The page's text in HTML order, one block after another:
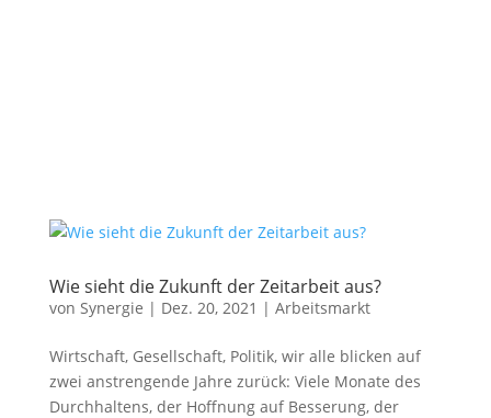
Wie sieht die Zukunft der Zeitarbeit aus?
von Synergie | Dez. 20, 2021 | Arbeitsmarkt
Wirtschaft, Gesellschaft, Politik, wir alle blicken auf
zwei anstrengende Jahre zurück: Viele Monate des
Durchhaltens, der Hoffnung auf Besserung, der